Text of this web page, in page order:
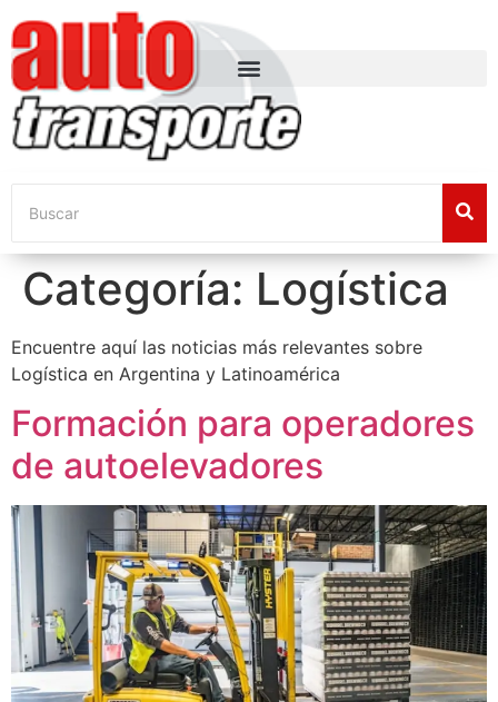
Categoría: Logística
Encuentre aquí las noticias más relevantes sobre
Logística en Argentina y Latinoamérica
Formación para operadores
de autoelevadores